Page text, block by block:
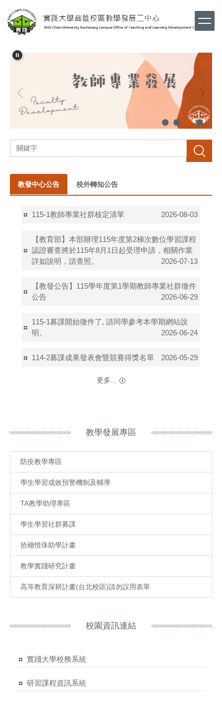
到
主
搜尋
教發中心公告 校外轉知公告
115-1教師專業社群核定清單 2026-08-03
【教育部】本部辦理115年度第2梯次數位學習課程
認證審查將於115年8月1日起受理申請，相關作業
詳如說明，請查照。
2026-07-13
【教發公告】115學年度第1學期教師專業社群徵件
公告
2026-06-29
115-1募課開始徵件了, 請同學參考本學期網站說
明。
2026-06-24
114-2募課成果發表會暨競賽得獎名單 2026-05-29
更多...
教學發展專區
防疫教學專區
學生學習成效預警機制及輔導
TA教學助理專區
學生學習社群募課
拾穗惜珠助學計畫
教學實踐研究計畫
高等教育深耕計畫(台北校區)請勿誤用表單
校園資訊連結
實踐大學校務系統
研習課程資訊系統